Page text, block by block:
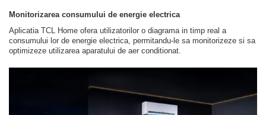
Monitorizarea consumului de energie electrica
Aplicatia TCL Home ofera utilizatorilor o diagrama in timp real a
consumului lor de energie electrica, permitandu-le sa monitorizeze si sa
optimizeze utilizarea aparatului de aer conditionat.